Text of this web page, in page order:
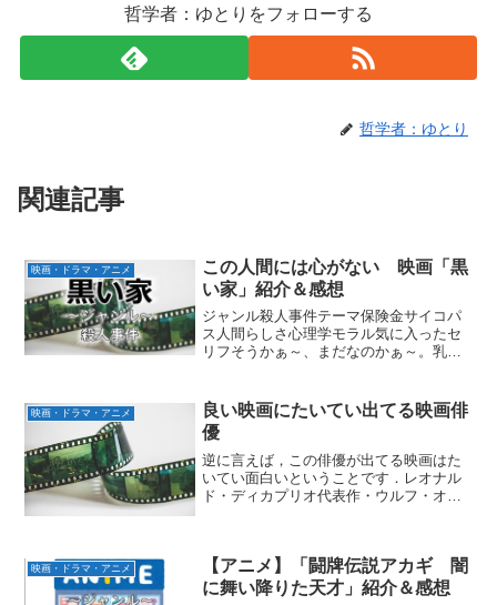
哲学者：ゆとりをフォローする
哲学者：ゆとり
関連記事
映画・ドラマ・アニメ
この人間には心がない 映画「黒
い家」紹介＆感想
ジャンル殺人事件テーマ保険金サイコパ
ス人間らしさ心理学モラル気に入ったセ
リフそうかぁ～、まだなのかぁ～。乳し
会社で保険金の査定業務を担当する若
槻。ある日「自殺でも保険金...
映画・ドラマ・アニメ
良い映画にたいてい出てる映画俳
優
逆に言えば，この俳優が出てる映画はた
いてい面白いということです．レオナル
ド・ディカプリオ代表作・ウルフ・オ
どブラッド・ピット代表作・ス...
映画・ドラマ・アニメ
【アニメ】「闘牌伝説アカギ 闇
に舞い降りた天才」紹介＆感想